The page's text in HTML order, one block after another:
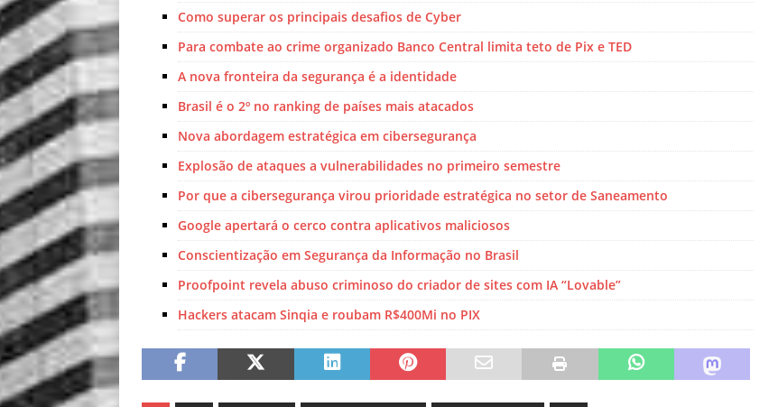
Como superar os principais desafios de Cyber
Para combate ao crime organizado Banco Central limita teto de Pix e TED
A nova fronteira da segurança é a identidade
Brasil é o 2º no ranking de países mais atacados
Nova abordagem estratégica em cibersegurança
Explosão de ataques a vulnerabilidades no primeiro semestre
Por que a cibersegurança virou prioridade estratégica no setor de Saneamento
Google apertará o cerco contra aplicativos maliciosos
Conscientização em Segurança da Informação no Brasil
Proofpoint revela abuso criminoso do criador de sites com IA “Lovable”
Hackers atacam Sinqia e roubam R$400Mi no PIX